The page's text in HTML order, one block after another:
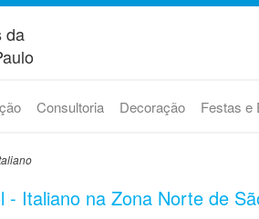
da
Consultoria Decoração Festas e
Italiano na Zona Norte de